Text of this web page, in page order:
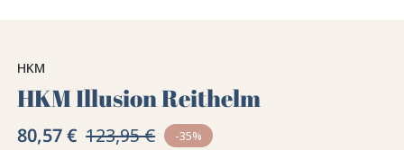
HKM
HKM Illusion Reithelm
80,57 € 123,95 € -35%